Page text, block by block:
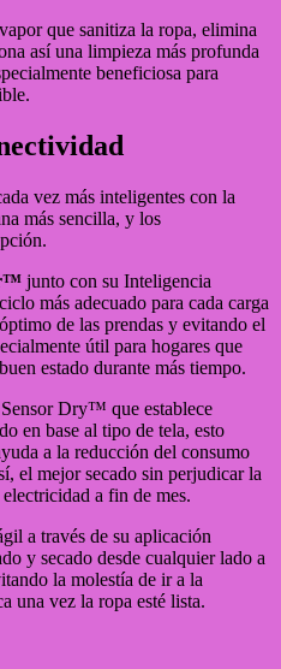
que sanitiza la ropa, elimina
así una limpieza más profunda
beneficiosa para
vez más inteligentes con la
más sencilla, y los
junto con su Inteligencia
más adecuado para cada carga
de las prendas y evitando el
útil para hogares que
estado durante más tiempo.
Dry™ que establece
en base al tipo de tela, esto
a la reducción del consumo
el mejor secado sin perjudicar la
a fin de mes.
a través de su aplicación
y secado desde cualquier lado a
la molestía de ir a la
una vez la ropa esté lista.